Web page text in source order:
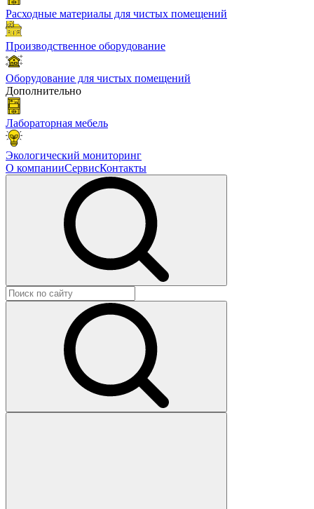
Расходные материалы для чистых помещений
Производственное оборудование
Оборудование для чистых помещений
Дополнительно
Лабораторная мебель
Экологический мониторинг
О компанииСервисКонтакты